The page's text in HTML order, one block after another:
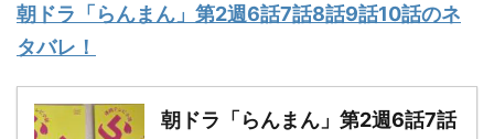
朝ドラ「らんまん」第2週6話7話8話9話10話のネ
タバレ！
朝ドラ「らんまん」第2週6話7話